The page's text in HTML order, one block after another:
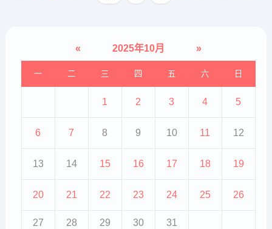
« 2025年10月 »
一 二 三 四 五 六 日
1 2 3 4 5
6 7 8 9 10 11 12
13 14 15 16 17 18 19
20 21 22 23 24 25 26
27 28 29 30 31